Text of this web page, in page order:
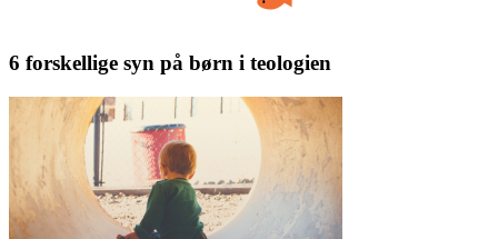
6 forskellige syn på børn i teologien